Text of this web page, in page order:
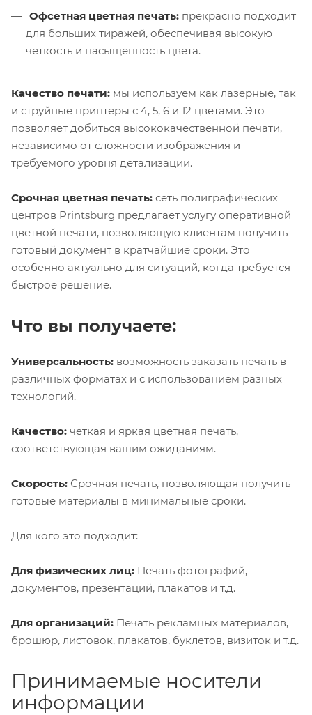
Офсетная цветная печать: прекрасно подходит
для больших тиражей, обеспечивая высокую
четкость и насыщенность цвета.
Качество печати: мы используем как лазерные, так
и струйные принтеры с 4, 5, 6 и 12 цветами. Это
позволяет добиться высококачественной печати,
независимо от сложности изображения и
требуемого уровня детализации.
Срочная цветная печать: сеть полиграфических
центров Printsburg предлагает услугу оперативной
цветной печати, позволяющую клиентам получить
готовый документ в кратчайшие сроки. Это
особенно актуально для ситуаций, когда требуется
быстрое решение.
Что вы получаете:
Универсальность: возможность заказать печать в
различных форматах и с использованием разных
технологий.
Качество: четкая и яркая цветная печать,
соответствующая вашим ожиданиям.
Скорость: Срочная печать, позволяющая получить
готовые материалы в минимальные сроки.
Для кого это подходит:
Для физических лиц: Печать фотографий,
документов, презентаций, плакатов и т.д.
Для организаций: Печать рекламных материалов,
брошюр, листовок, плакатов, буклетов, визиток и т.д.
Принимаемые носители
информации